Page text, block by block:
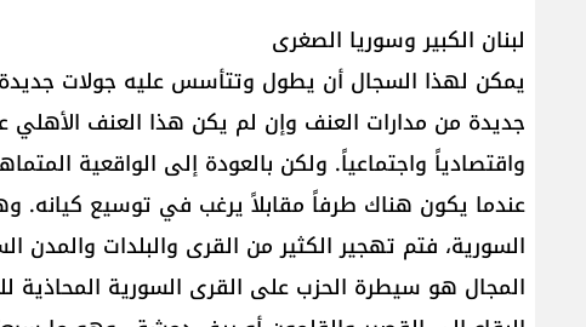
لبنان الكبير وسوريا الصغرى
يمكن لهذا السجال أن يطول وتتأسس عليه جولات جديدة
جديدة من مدارات العنف وإن لم يكن هذا العنف الأهلي
واقتصادياً واجتماعياً. ولكن بالعودة إلى الواقعية
عندما يكون هناك طرفاً مقابلاً يرغب في توسيع كيانه.
السورية، فتم تهجير الكثير من القرى والبلدات
المجال هو سيطرة الحزب على القرى السورية